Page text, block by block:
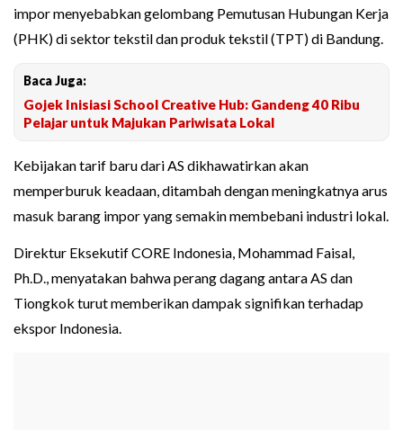
impor menyebabkan gelombang Pemutusan Hubungan Kerja
(PHK) di sektor tekstil dan produk tekstil (TPT) di Bandung.
Baca Juga:
Gojek Inisiasi School Creative Hub: Gandeng 40 Ribu
Pelajar untuk Majukan Pariwisata Lokal
Kebijakan tarif baru dari AS dikhawatirkan akan
memperburuk keadaan, ditambah dengan meningkatnya arus
masuk barang impor yang semakin membebani industri lokal.
Direktur Eksekutif CORE Indonesia, Mohammad Faisal,
Ph.D., menyatakan bahwa perang dagang antara AS dan
Tiongkok turut memberikan dampak signifikan terhadap
ekspor Indonesia.